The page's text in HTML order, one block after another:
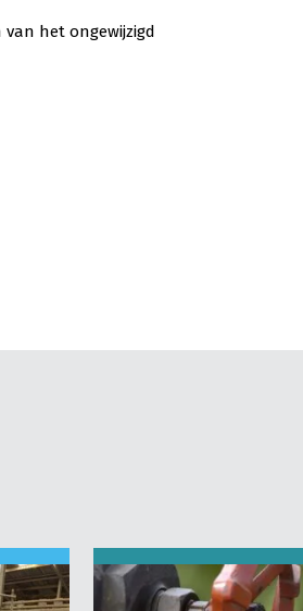
het ongewijzigd